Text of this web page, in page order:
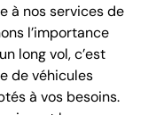
à nos services de
l’importance
long vol, c’est
de véhicules
à vos besoins.